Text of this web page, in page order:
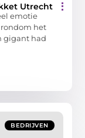
Utrecht
emotie
het
gigant had
BEDRIJVEN